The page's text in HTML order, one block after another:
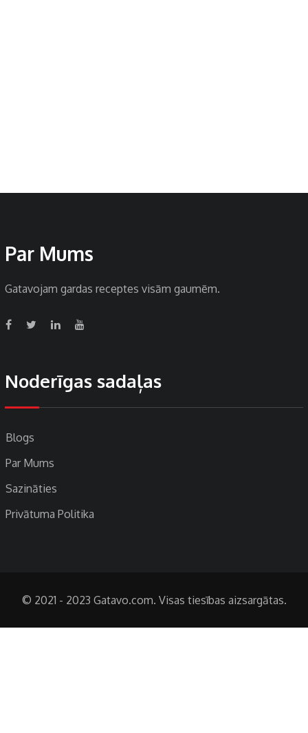
Par Mums
Gatavojam gardas receptes visām gaumēm.
Noderīgas sadaļas
Blogs
Par Mums
Sazināties
Privātuma Politika
© 2021 - 2023 Gatavo.com. Visas tiesības aizsargātas.